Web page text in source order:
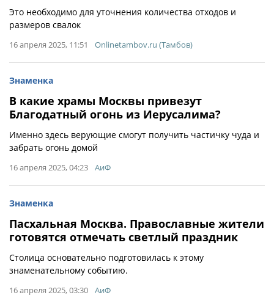
Это необходимо для уточнения количества отходов и
размеров свалок
16 апреля 2025, 11:51 Onlinetambov.ru (Тамбов)
Знаменка
В какие храмы Москвы привезут
Благодатный огонь из Иерусалима?
Именно здесь верующие смогут получить частичку чуда и
забрать огонь домой
16 апреля 2025, 04:23 АиФ
Знаменка
Пасхальная Москва. Православные жители
готовятся отмечать светлый праздник
Столица основательно подготовилась к этому
знаменательному событию.
16 апреля 2025, 03:30 АиФ